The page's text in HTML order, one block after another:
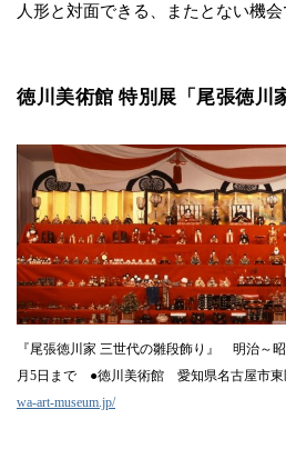
人形と対面できる、またとない機会
徳川美術館 特別展「尾張徳川
『尾張徳川家 三世代の雛段飾り』 明治
月5日まで ●徳川美術館 愛知県名古屋市東
wa-art-museum.jp/